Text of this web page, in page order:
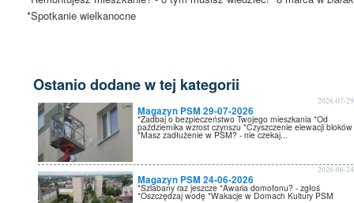
*Spotkanie wielkanocne
Ostanio dodane w tej kategorii
Magazyn PSM 29-07-2026
2026-07-29
*Zadbaj o bezpieczeństwo Twojego mieszkania *Od
października wzrost czynszu *Czyszczenie elewacji bloków
*Masz zadłużenie w PSM? - nie czekaj...
Magazyn PSM 24-06-2026
2026-06-24
*Szlabany raz jeszcze *Awaria domofonu? - zgłoś
*Oszczędzaj wodę *Wakacje w Domach Kultury PSM